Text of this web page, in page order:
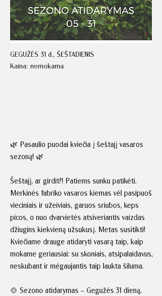
GEGUŽĖS 31 d., ŠEŠTADIENIS
Kaina: nemokama
🌿 Pasaulio puodai kviečia į šeštajį vasaros
sezoną! 🌿
Šeštajį, ar girdit?! Patiems sunku patikėti.
Merkinės fabriko vasaros kiemas vėl pasipuoš
vieciniais ir užeiviais, garuos sriubos, keps
picos, o nuo dvarvietės atsiveriantis vaizdas
džiugins kiekvieną užsukusį. Metas susitikti!
Kviečiame drauge atidaryti vasarą taip, kaip
mokame geriausiai: su skoniais, atsipalaidavus,
neskubant ir mėgaujantis taip laukta šiluma.
🍲 Sezono atidarymas – Gegužės 31 dieną,